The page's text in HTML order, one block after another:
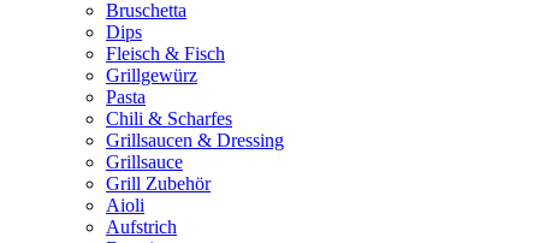
Bruschetta
Dips
Fleisch & Fisch
Grillgewürz
Pasta
Chili & Scharfes
Grillsaucen & Dressing
Grillsauce
Grill Zubehör
Aioli
Aufstrich